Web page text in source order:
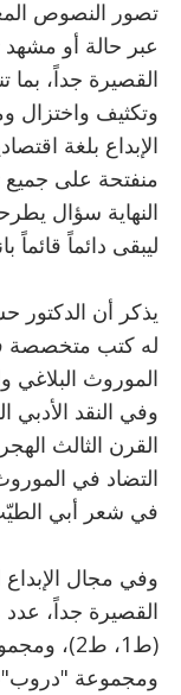
تصور النصوص
عبر حالة أو مشهد
القصيرة جداً،
وتكثيف واختزال
الإبداع بلغة
منفتحة على جميع
النهاية سؤال
ليبقى دائماً قائماً
يذكر أن الدكتور
له كتب متخصصة
الموروث البلاغي
وفي النقد الأدبي
القرن الثالث
التضاد في الموروث
في شعر أبي
وفي مجال الإبداع
القصيرة جداً،
(ط1،
ومجموعة